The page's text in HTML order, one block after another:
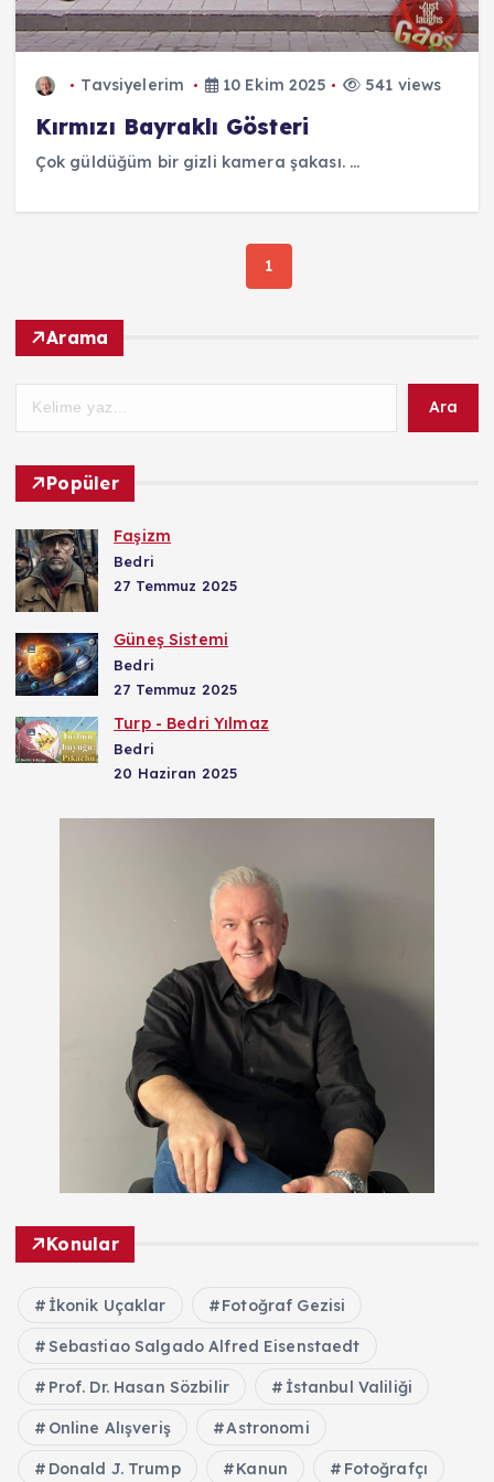
Tavsiyelerim 10 Ekim 2025 541 views
Kırmızı Bayraklı Gösteri
Çok güldüğüm bir gizli kamera şakası. ...
1
Arama
Ara
Popüler
Faşizm
Bedri
27 Temmuz 2025
Güneş Sistemi
Bedri
27 Temmuz 2025
Turp - Bedri Yılmaz
Bedri
20 Haziran 2025
Konular
İkonik Uçaklar Fotoğraf Gezisi
Sebastiao Salgado Alfred Eisenstaedt
Prof. Dr. Hasan Sözbilir İstanbul Valiliği
Online Alışveriş Astronomi
Donald J. Trump Kanun Fotoğrafçı